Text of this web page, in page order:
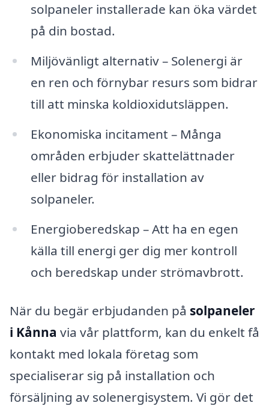
solpaneler installerade kan öka värdet
på din bostad.
Miljövänligt alternativ – Solenergi är
en ren och förnybar resurs som bidrar
till att minska koldioxidutsläppen.
Ekonomiska incitament – Många
områden erbjuder skattelättnader
eller bidrag för installation av
solpaneler.
Energioberedskap – Att ha en egen
källa till energi ger dig mer kontroll
och beredskap under strömavbrott.
När du begär erbjudanden på solpaneler
i Kånna via vår plattform, kan du enkelt få
kontakt med lokala företag som
specialiserar sig på installation och
försäljning av solenergisystem. Vi gör det